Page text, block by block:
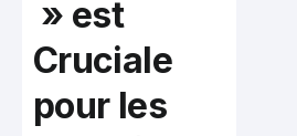
» est
Cruciale
pour les